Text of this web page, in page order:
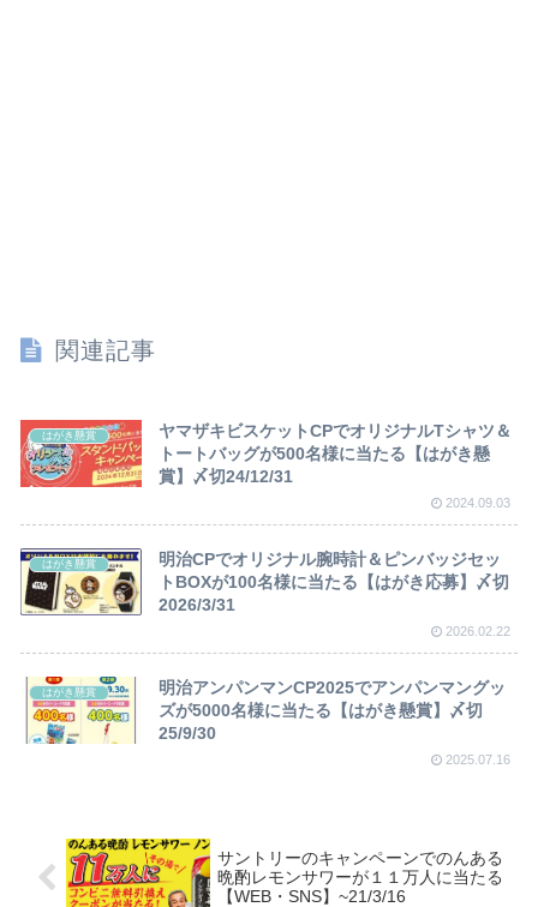
関連記事
はがき懸賞
ヤマザキビスケットCPでオリジナルTシャツ＆
トートバッグが500名様に当たる【はがき懸
賞】〆切24/12/31
2024.09.03
はがき懸賞
明治CPでオリジナル腕時計＆ピンバッジセッ
トBOXが100名様に当たる【はがき応募】〆切
2026/3/31
2026.02.22
はがき懸賞
明治アンパンマンCP2025でアンパンマングッ
ズが5000名様に当たる【はがき懸賞】〆切
25/9/30
2025.07.16
サントリーのキャンペーンでのんある
晩酌レモンサワーが１１万人に当たる
【WEB・SNS】~21/3/16